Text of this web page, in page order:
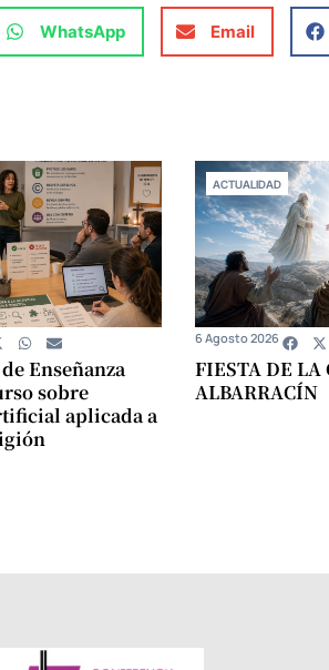
WhatsApp Email
Enseñanza
sobre
aplicada a
ACTUALIDAD
FIESTA DE LA
ALBARRACÍN
6 Agosto 2026